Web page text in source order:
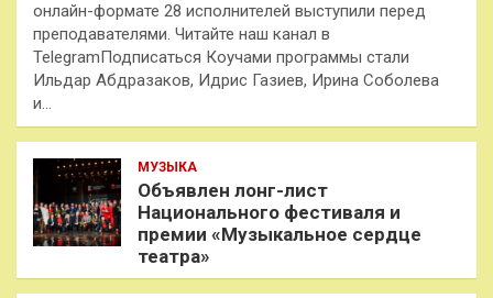
онлайн-формате 28 исполнителей выступили перед
преподавателями. Читайте наш канал в
TelegramПодписаться Коучами программы стали
Ильдар Абдразаков, Идрис Газиев, Ирина Соболева
и…
МУЗЫКА
Объявлен лонг-лист
Национального фестиваля и
премии «Музыкальное сердце
театра»